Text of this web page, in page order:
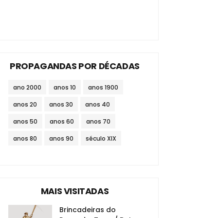
PROPAGANDAS POR DÉCADAS
ano 2000 anos 10 anos 1900
anos 20 anos 30 anos 40
anos 50 anos 60 anos 70
anos 80 anos 90 século XIX
MAIS VISITADAS
Brincadeiras do